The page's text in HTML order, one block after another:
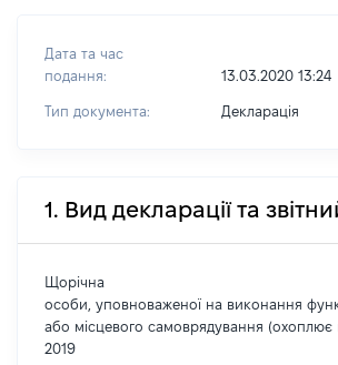
Дата та час
подання:
13.03.2020 13:24
Тип документа: Декларація
1. Вид декларації та
Щорічна
особи, уповноваженої на виконання
або місцевого самоврядування (охоплює
2019